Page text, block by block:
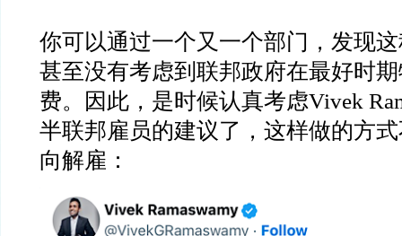
你可以通过一个又一个部门，发现
甚至没有考虑到联邦政府在最好时
费。因此，是时候认真考虑Vivek
半联邦雇员的建议了，这样做的方
向解雇：